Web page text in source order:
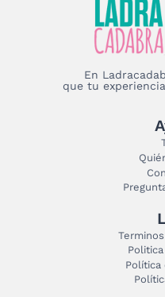
En
que tu
Política